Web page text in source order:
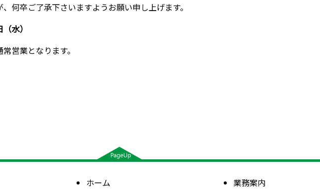
何卒ご了承下さいますようお願い申し上げます。
水）
営業となります。
ホーム
業務案内